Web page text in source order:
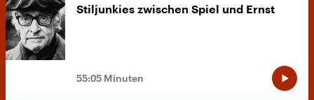
Stiljunkies zwischen Spiel und Ernst
55:05 Minuten